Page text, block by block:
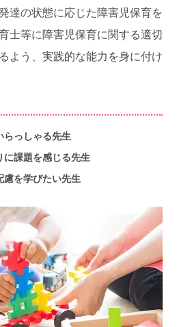
達の状態に応じた障害児保育を
士等に障害児保育に関する適切
よう、実践的な能力を身に付け
らっしゃる先生
に課題を感じる先生
慮を学びたい先生